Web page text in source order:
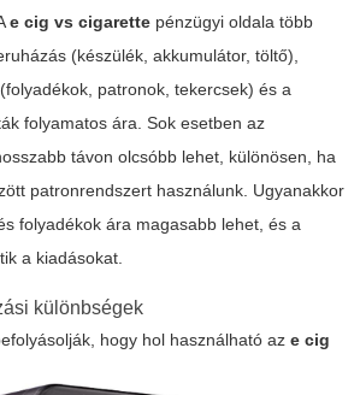
e cig vs cigarette pénzügyi oldala több
(készülék, akkumulátor, töltő),
patronok, tekercsek) és a
folyamatos ára. Sok esetben az
távon olcsóbb lehet, különösen, ha
patronrendszert használunk. Ugyanakkor
folyadékok ára magasabb lehet, és a
a kiadásokat.
különbségek
hogy hol használható az e cig